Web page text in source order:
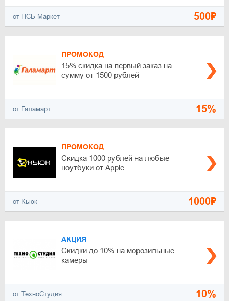
от ПСБ Маркет 500₽
ПРОМОКОД
15% скидка на первый заказ на
сумму от 1500 рублей
от Галамарт 15%
ПРОМОКОД
Скидка 1000 рублей на любые
ноутбуки от Apple
от Кьюк 1000₽
АКЦИЯ
Скидки до 10% на морозильные
камеры
от ТехноСтудия 10%